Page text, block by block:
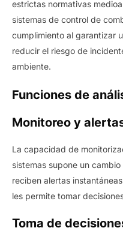
estrictas normativas
sistemas de control de
cumplimiento al garantizar
reducir el riesgo de
ambiente.
Funciones de
Monitoreo y
La capacidad de
sistemas supone un
reciben alertas
les permite tomar
Toma de